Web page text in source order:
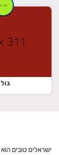
ישראלים טובים